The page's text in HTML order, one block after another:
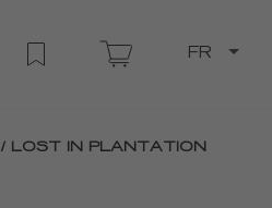
FR
/ LOST IN PLANTATION